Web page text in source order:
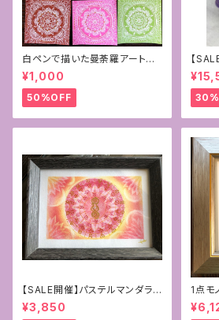
白ペンで描いた曼荼羅アート原
画
¥1,000
50%OFF
【
パー
ーア
【SALE開催】パステルマンダラ
+フトマニ図アート〜新生〜
¥3,850
1点モ
何学
ニ図